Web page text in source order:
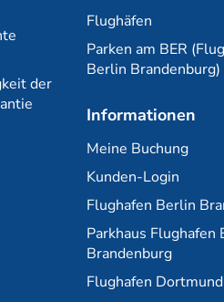
der
Flughäfen
Parken am BER
Berlin Brandenburg)
Informationen
Meine Buchung
Kunden-Login
Flughafen Berlin
Parkhaus Flughafen
Brandenburg
Flughafen Dortmund